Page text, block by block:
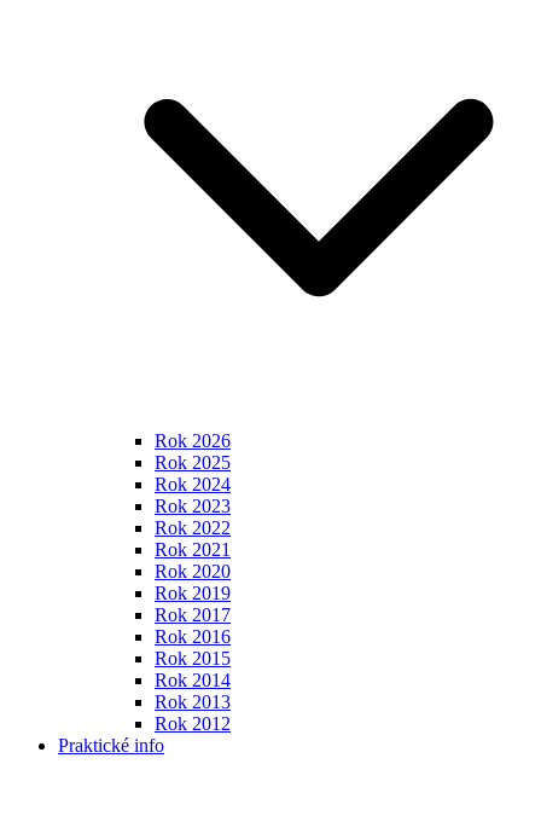
Rok 2026
Rok 2025
Rok 2024
Rok 2023
Rok 2022
Rok 2021
Rok 2020
Rok 2019
Rok 2017
Rok 2016
Rok 2015
Rok 2014
Rok 2013
Rok 2012
Praktické info